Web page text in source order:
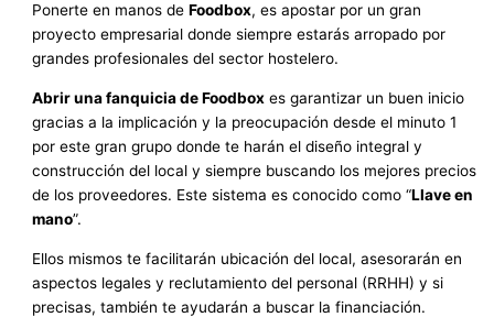
Ponerte en manos deFoodbox, es apostar por un gran
proyecto empresarial donde siempre estarás arropado por
grandes profesionales del sector hostelero.
Abrir una fanquicia de Foodbox es garantizar un buen inicio
gracias a la implicación y la preocupación desde el minuto 1
por este gran grupo donde te harán el diseño integral y
construcción del local y siempre buscando los mejores precios
de los proveedores. Este sistema es conocido como “Llave en
mano”.
Ellos mismos te facilitarán ubicación del local, asesorarán en
aspectos legales y reclutamiento del personal (RRHH) y si
precisas, también te ayudarán a buscar la financiación.